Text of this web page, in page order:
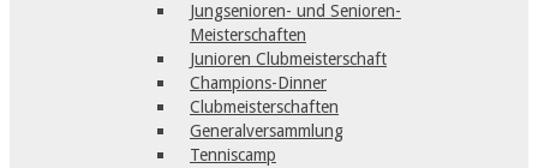
Jungsenioren- und Senioren-
Meisterschaften
Junioren Clubmeisterschaft
Champions-Dinner
Clubmeisterschaften
Generalversammlung
Tenniscamp